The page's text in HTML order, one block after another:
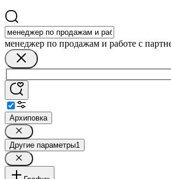
менеджер по продажам и работе с
Архиповка
Другие параметры1